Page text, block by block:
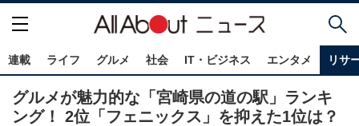
連載 ライフ グルメ 社会 IT・ビジネス エンタメ リサ
グルメが魅力的な「宮崎県の道の駅」ランキ
ング！ 2位「フェニックス」を抑えた1位は？